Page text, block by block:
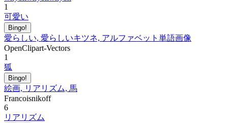
1
可愛い
Bingo!
愛らしい, 愛らしいキツネ, アルファベット単語画像
OpenClipart-Vectors
1
狐
Bingo!
絵画, リアリズム, 馬
Francoisnikoff
6
リアリズム